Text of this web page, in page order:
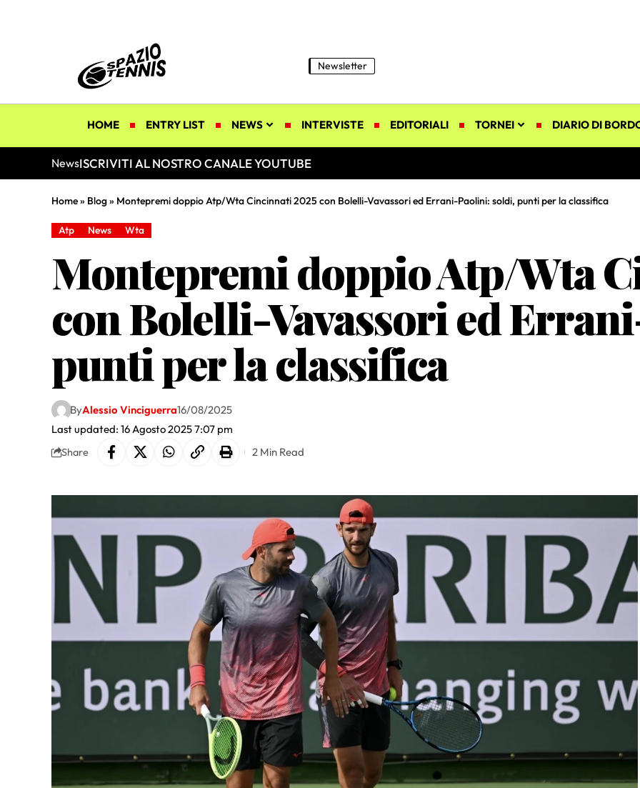
Newsletter
HOME ENTRY LIST NEWS INTERVISTE EDITORIALI TORNEI DIARIO DI
NewsISCRIVITI AL NOSTRO CANALE YOUTUBE
Home» Blog» Montepremi doppio Atp/Wta Cincinnati 2025 con Bolelli-Vavassori ed Errani-Paolini: soldi, punti per la classifica
Atp News Wta
Montepremi doppio Atp/Wta
con Bolelli-Vavassori ed
punti per la classifica
Last updated: 16 Agosto 2025 7:07 pm
ByAlessio Vinciguerra16/08/2025
Share 2 Min Read